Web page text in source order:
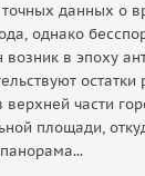
точных данных о
однако
возник в эпоху
остатки
части
площади,